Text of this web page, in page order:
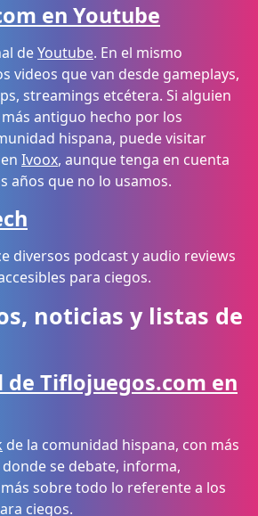
en Youtube
deYoutube. En el mismo
videos que van desde gameplays,
streamings etcétera. Si alguien
antiguo hecho por los
hispana, puede visitar
Ivoox, aunque tenga en cuenta
años que no lo usamos.
diversos podcast y audio reviews
para ciegos.
noticias y listas de
de Tiflojuegos.com en
de la comunidad hispana, con más
se debate, informa,
sobre todo lo referente a los
ciegos.